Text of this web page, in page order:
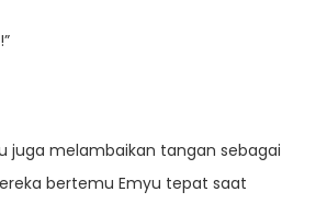
juga melambaikan tangan sebagai
bertemu Emyu tepat saat